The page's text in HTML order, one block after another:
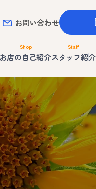
お問い合わせ
Shop
お店の自己紹介
Staff
スタッフ紹介